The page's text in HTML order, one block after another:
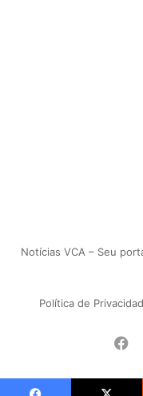
Notícias VCA – Seu
Política de